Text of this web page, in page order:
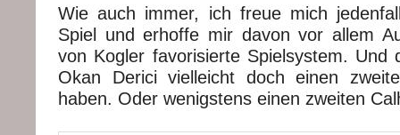
Wie auch immer, ich freue mich
Spiel und erhoffe mir davon vor allem
von Kogler favorisierte Spielsystem. Und
Okan Derici vielleicht doch einen
haben. Oder wenigstens einen zweiten